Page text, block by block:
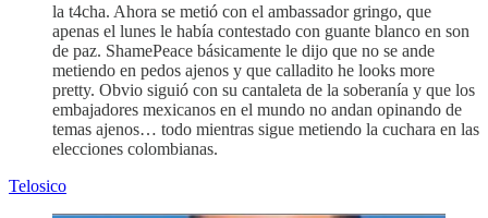
la t4cha. Ahora se metió con el ambassador gringo, que
apenas el lunes le había contestado con guante blanco en son
de paz. ShamePeace básicamente le dijo que no se ande
metiendo en pedos ajenos y que calladito he looks more
pretty. Obvio siguió con su cantaleta de la soberanía y que los
embajadores mexicanos en el mundo no andan opinando de
temas ajenos… todo mientras sigue metiendo la cuchara en las
elecciones colombianas.
Telosico